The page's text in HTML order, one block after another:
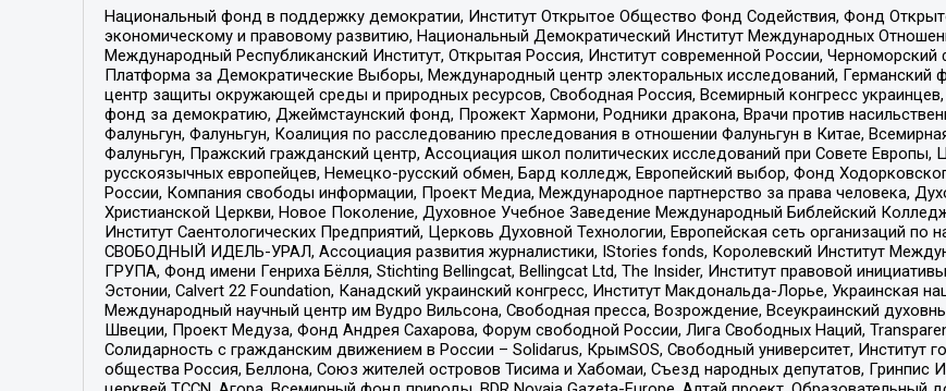
Национальный фонд в поддержку демократии, Институт Открытое Общество Фонд Содействия, Фонд
экономическому и правовому развитию, Национальный Демократический Институт Международных
Международный Республиканский Институт, Открытая Россия, Институт современной России, Черноморский
Платформа за Демократические Выборы, Международный центр электоральных исследований,
центр защиты окружающей среды и природных ресурсов, Свободная Россия, Всемирный конгресс украинцев,
фонд за демократию, Джеймстаунский фонд, Прожект Хармони, Родники дракона, Врачи против
Фалуньгун, Фалуньгун, Коалиция по расследованию преследования в отношении Фалуньгун в Китае,
Фалуньгун, Пражский гражданский центр, Ассоциация школ политических исследований при Совете Европы,
русскоязычных европейцев, Немецко-русский обмен, Бард колледж, Европейский выбор, Фонд
России, Компания свободы информации, Проект Медиа, Международное партнерство за права человека,
Христианской Церкви, Новое Поколение, Духовное Учебное Заведение Международный Библейский
Институт Саентологических Предприятий, Церковь Духовной Технологии, Европейская сеть организаций
СВОБОДНЫЙ ИДЕЛЬ-УРАЛ, Ассоциация развития журналистики, IStories fonds, Королевский Институт
ГРУПА, Фонд имени Генриха Бёлля, Stichting Bellingcat, Bellingcat Ltd, The Insider, Институт правовой
Эстонии, Calvert 22 Foundation, Канадский украинский конгресс, Институт Макдональда-Лорье, Украинская
Международный научный центр им Вудро Вильсона, Свободная пресса, Возрождение, Всеукраинский
Швеции, Проект Медуза, Фонд Андрея Сахарова, Форум свободной России, Лига Свободных Наций,
Солидарность с гражданским движением в России – Solidarus, КрымSOS, Свободный университет, Институт
общества Россия, Беллона, Союз жителей островов Тисима и Хабомаи, Съезд народных депутатов, Гринпис